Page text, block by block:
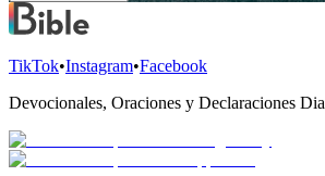
TikTok•Instagram•Facebook
Devocionales, Oraciones y Declaraciones